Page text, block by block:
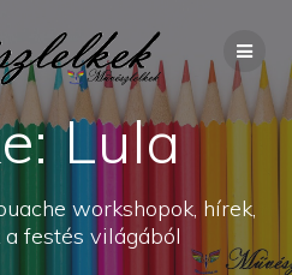
content
Lula
workshopok, hírek,
a festés világából